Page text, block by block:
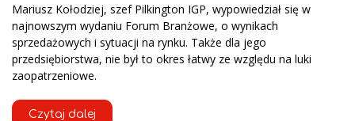
Mariusz Kołodziej, szef Pilkington IGP, wypowiedział się w
najnowszym wydaniu Forum Branżowe, o wynikach
sprzedażowych i sytuacji na rynku. Także dla jego
przedsiębiorstwa, nie był to okres łatwy ze względu na luki
zaopatrzeniowe.
Czytaj dalej